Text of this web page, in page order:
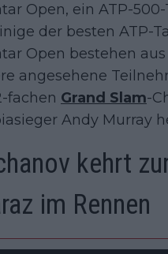
Open, ein ATP-
der besten ATP-
Open bestehen
angesehene
fachen Grand Slam-
Andy Murray
kehrt
im Rennen